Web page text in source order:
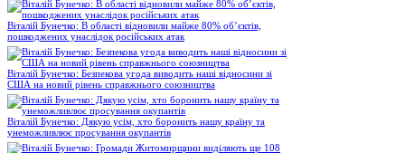
Віталій Бунечко: В області відновили майже 80% об’єктів,
пошкоджених унаслідок російських атак
Віталій Бунечко: Безпекова угода виводить наші відносини зі
США на новий рівень справжнього союзництва
Віталій Бунечко: Дякую усім, хто боронить нашу країну та
унеможливлює просування окупантів